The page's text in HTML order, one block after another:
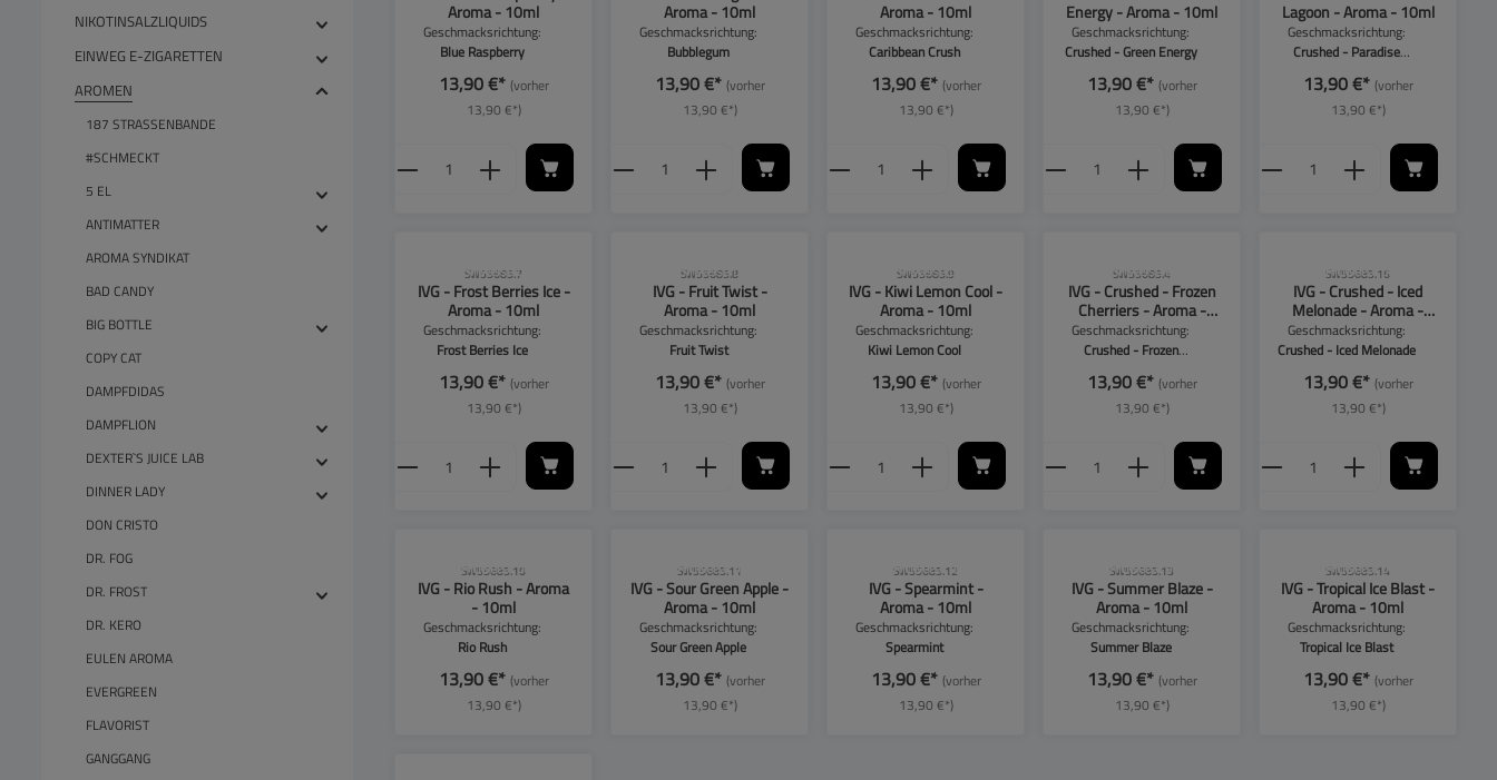
NIKOTINSALZLIQUIDS
EINWEG E-ZIGARETTEN
AROMEN
187 STRASSENBANDE
#SCHMECKT
5 EL
ANTIMATTER
AROMA SYNDIKAT
BAD CANDY
BIG BOTTLE
COPY CAT
DAMPFDIDAS
DAMPFLION
DEXTER`S JUICE LAB
DINNER LADY
DON CRISTO
DR. FOG
DR. FROST
DR. KERO
EULEN AROMA
EVERGREEN
FLAVORIST
GANGGANG
Aroma - 10ml
Geschmacksrichtung:
Blue Raspberry
13,90 €* (vorher
13,90 €*)
Produkt Anzahl: Gib den gewünschten Wert ein oder benutze die Schaltflächen, um die Anzahl
Aroma - 10ml
Geschmacksrichtung:
Bubblegum
13,90 €* (vorher
13,90 €*)
Produkt Anzahl: Gib den gewünschten Wert ein oder benutze die
Aroma - 10ml
Geschmacksrichtung:
Caribbean Crush
13,90 €* (vorher
13,90 €*)
Produkt Anzahl: Gib den gewünschten Wert ein oder
Energy - Aroma - 10ml
Geschmacksrichtung:
Crushed - Green Energy
13,90 €* (vorher
13,90 €*)
Produkt Anzahl: Gib den
Lagoon - Aroma - 10ml
Geschmacksrichtung:
Crushed - Paradise
Lagoon
13,90 €* (vorher
13,90 €*)
Produkt Anzahl:
CLP-Hinweise beachten!
SW55685.7
IVG - Frost Berries Ice -
Aroma - 10ml
Geschmacksrichtung:
Frost Berries Ice
13,90 €* (vorher
13,90 €*)
Produkt Anzahl: Gib den gewünschten Wert ein oder benutze die Schaltflächen, um die Anzahl
CLP-Hinweise beachten!
SW55685.8
IVG - Fruit Twist -
Aroma - 10ml
Geschmacksrichtung:
Fruit Twist
13,90 €* (vorher
13,90 €*)
Produkt Anzahl: Gib den gewünschten Wert ein oder benutze die
CLP-Hinweise beachten!
SW55685.9
IVG - Kiwi Lemon Cool -
Aroma - 10ml
Geschmacksrichtung:
Kiwi Lemon Cool
13,90 €* (vorher
13,90 €*)
Produkt Anzahl: Gib den gewünschten Wert ein oder
CLP-Hinweise beachten!
SW55685.4
IVG - Crushed - Frozen
Cherriers - Aroma -
10ml
Geschmacksrichtung:
Crushed - Frozen
13,90 €* (vorher
13,90 €*)
Produkt Anzahl: Gib den
CLP-Hinweise beachten!
SW55685.16
IVG - Crushed - Iced
Melonade - Aroma -
10ml
Geschmacksrichtung:
Crushed - Iced Melonade
13,90 €* (vorher
13,90 €*)
Produkt Anzahl:
CLP-Hinweise beachten!
SW55685.10
IVG - Rio Rush - Aroma
- 10ml
Geschmacksrichtung:
Rio Rush
13,90 €* (vorher
13,90 €*)
CLP-Hinweise beachten!
SW55685.11
IVG - Sour Green Apple -
Aroma - 10ml
Geschmacksrichtung:
Sour Green Apple
13,90 €* (vorher
13,90 €*)
CLP-Hinweise beachten!
SW55685.12
IVG - Spearmint -
Aroma - 10ml
Geschmacksrichtung:
Spearmint
13,90 €* (vorher
13,90 €*)
CLP-Hinweise beachten!
SW55685.13
IVG - Summer Blaze -
Aroma - 10ml
Geschmacksrichtung:
Summer Blaze
13,90 €* (vorher
13,90 €*)
CLP-Hinweise beachten!
SW55685.14
IVG - Tropical Ice Blast -
Aroma - 10ml
Geschmacksrichtung:
Tropical Ice Blast
13,90 €* (vorher
13,90 €*)